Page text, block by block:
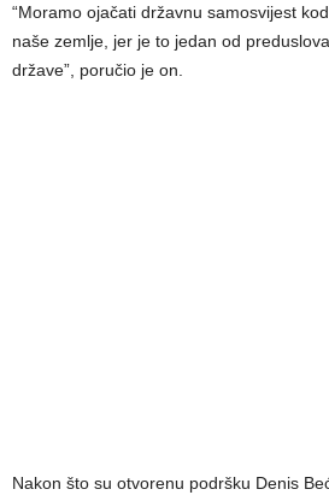
“Moramo ojačati državnu samosvijest
naše zemlje, jer je to jedan od
države”, poručio je on.
Nakon što su otvorenu podršku Denis